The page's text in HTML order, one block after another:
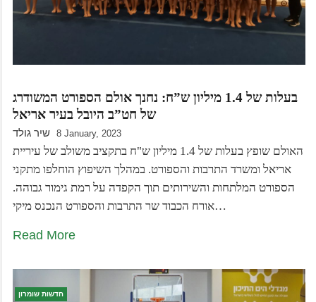
בעלות של 1.4 מיליון ש”ח: נחנך אולם הספורט המשודרג
של חט”ב היובל בעיר אריאל
שיר גולד 8 January, 2023
האולם שופץ בעלות של 1.4 מיליון ש"ח בתקציב משולב של עיריית
אריאל ומשרד התרבות והספורט. במהלך השיפוץ הוחלפו מתקני
הספורט המלתחות והשירותים תוך הקפדה על רמת גימור גבוהה.
אורח הכבוד שר התרבות והספורט הנכנס מיקי…
Read More
חדשות שומרון